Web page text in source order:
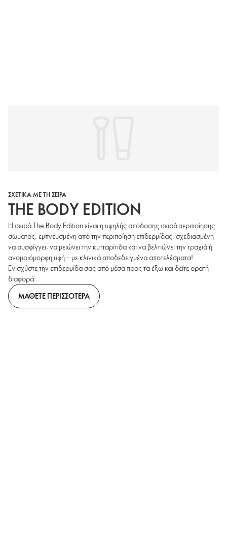
ΣΧΕΤΙΚΑ ΜΕ ΤΗ ΣΕΙΡΑ
THE BODY EDITION
Η σειρά The Body Edition είναι η υψηλής απόδοσης σειρά περιποίησης
σώματος, εμπνευσμένη από την περιποίηση επιδερμίδας, σχεδιασμένη
να συσφίγγει, να μειώνει την κυτταρίτιδα και να βελτιώνει την τραχιά ή
ανομοιόμορφη υφή – με κλινικά αποδεδειγμένα αποτελέσματα!
Ενισχύστε την επιδερμίδα σας από μέσα προς τα έξω και δείτε ορατή
διαφορά.
ΜΑΘΕΤΕ ΠΕΡΙΣΣΟΤΕΡΑ